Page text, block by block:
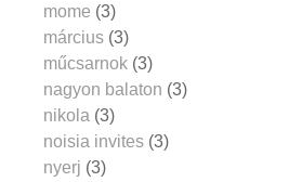
mome (3)
március (3)
műcsarnok (3)
nagyon balaton (3)
nikola (3)
noisia invites (3)
nyerj (3)